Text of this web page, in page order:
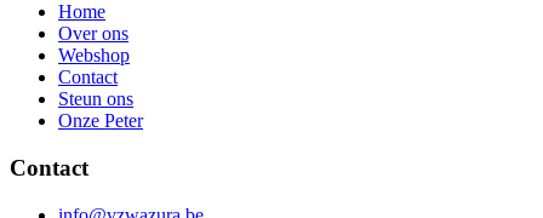
Home
Over ons
Webshop
Contact
Steun ons
Onze Peter
Contact